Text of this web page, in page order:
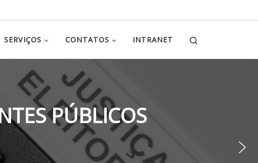
SERVIÇOS CONTATOS INTRANET
PÚBLICOS